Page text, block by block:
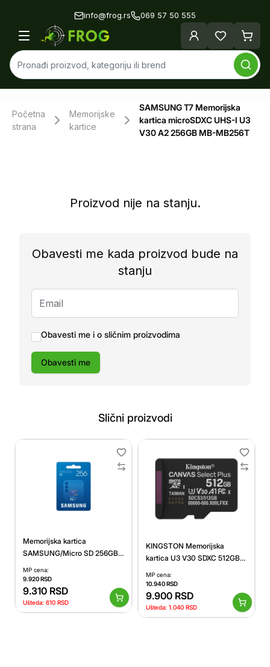
info@frog.rs 069 57 50 555
Početna
strana
Memorijske
kartice
SAMSUNG T7 Memorijska
kartica microSDXC UHS-I U3
V30 A2 256GB MB-MB256T
Proizvod nije na stanju.
Obavesti me kada proizvod bude na
stanju
Obavesti me i o sličnim proizvodima
Obavesti me
Slični proizvodi
Memorijska kartica
SAMSUNG/Micro SD 256GB
T7/Up to 170MBs
MP cena:
9.920RSD
9.310 RSD
Ušteda: 610 RSD
KINGSTON Memorijska
kartica U3 V30 SDXC 512GB
SDCS3/512GBSP
MP cena:
10.940RSD
9.900 RSD
Ušteda: 1.040 RSD